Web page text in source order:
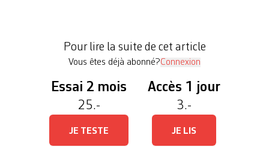
jusqu’à obtenir satisfaction. La méthode – […]
Pour lire la suite de cet article
Vous êtes déjà abonné?Connexion
Essai 2 mois
25.-
JE TESTE
Accès 1 jour
3.-
JE LIS